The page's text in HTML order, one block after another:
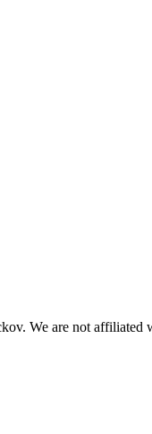
We are not